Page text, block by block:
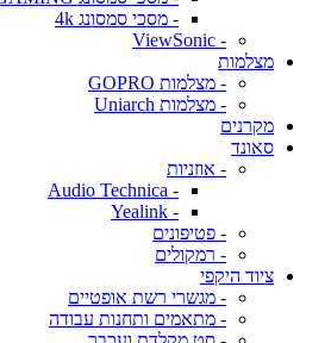
- מסכי סמסונג 4k
- ViewSonic
מצלמות
- מצלמות GOPRO
- מצלמות Uniarch
מקרנים
סאונד
- אוזניות
- Audio Technica
- Yealink
- פטיפונים
- רמקולים
ציוד היקפי
- מגשרי רשת אופטיים
- מתאמים ותחנות עבודה